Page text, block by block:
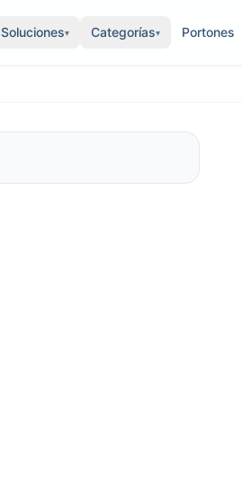
Soluciones▾ Categorías▾ Portones